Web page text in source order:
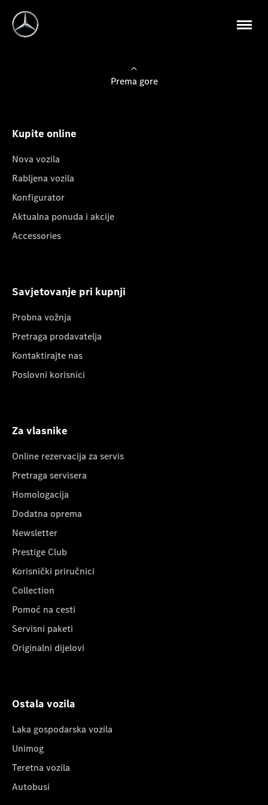
Prema gore
Kupite online
Nova vozila
Rabljena vozila
Konfigurator
Aktualna ponuda i akcije
Accessories
Savjetovanje pri kupnji
Probna vožnja
Pretraga prodavatelja
Kontaktirajte nas
Poslovni korisnici
Za vlasnike
Online rezervacija za servis
Pretraga servisera
Homologacija
Dodatna oprema
Newsletter
Prestige Club
Korisnički priručnici
Collection
Pomoć na cesti
Servisni paketi
Originalni dijelovi
Ostala vozila
Laka gospodarska vozila
Unimog
Teretna vozila
Autobusi